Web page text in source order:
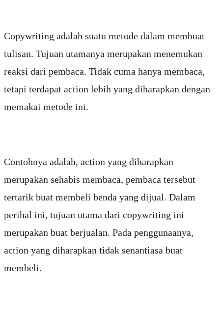
Copywriting adalah suatu metode dalam membuat
tulisan. Tujuan utamanya merupakan menemukan
reaksi dari pembaca. Tidak cuma hanya membaca,
tetapi terdapat action lebih yang diharapkan dengan
memakai metode ini.
Contohnya adalah, action yang diharapkan
merupakan sehabis membaca, pembaca tersebut
tertarik buat membeli benda yang dijual. Dalam
perihal ini, tujuan utama dari copywriting ini
merupakan buat berjualan. Pada penggunaanya,
action yang diharapkan tidak senantiasa buat
membeli.